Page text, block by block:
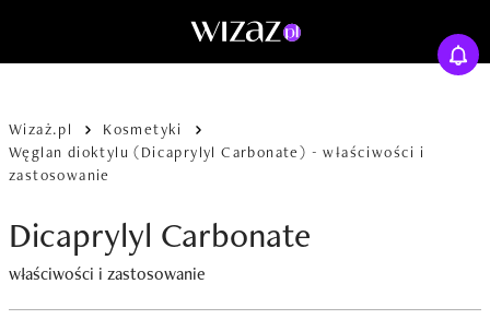
Wizaż.pl
Kosmetyki
Węglan dioktylu (Dicaprylyl Carbonate) - właściwości i
zastosowanie
Dicaprylyl Carbonate
właściwości i zastosowanie